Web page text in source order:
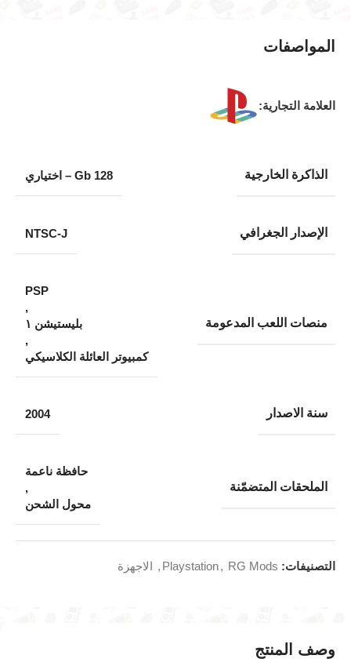
وصف المنتج
المواصفات
العلامة التجارية:
الذاكرة الخارجية 128 Gb – اختياري
الإصدار الجغرافي NTSC-J
منصات اللعب المدعومة
PSP
,
بليستيشن ١
,
كمبيوتر العائلة الكلاسيكي
سنة الاصدار 2004
الملحقات المتضمّنة
حافظة ناعمة
,
محول الشحن
التصنيفات: Playstation, RG Mods
, الاجهزة